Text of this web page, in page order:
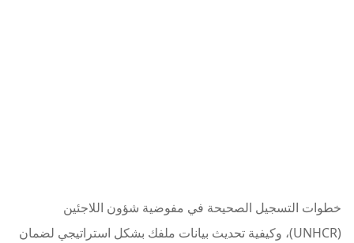
خطوات التسجيل الصحيحة في مفوضية شؤون اللاجئين
(UNHCR)، وكيفية تحديث بيانات ملفك بشكل استراتيجي لضمان